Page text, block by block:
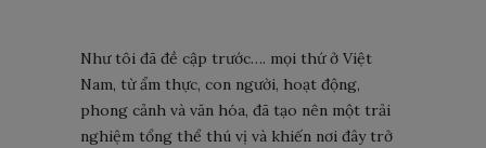
Như tôi đã đề cập trước…. mọi thứ ở Việt
Nam, từ ẩm thực, con người, hoạt động,
phong cảnh và văn hóa, đã tạo nên một trải
nghiệm tổng thể thú vị và khiến nơi đây trở